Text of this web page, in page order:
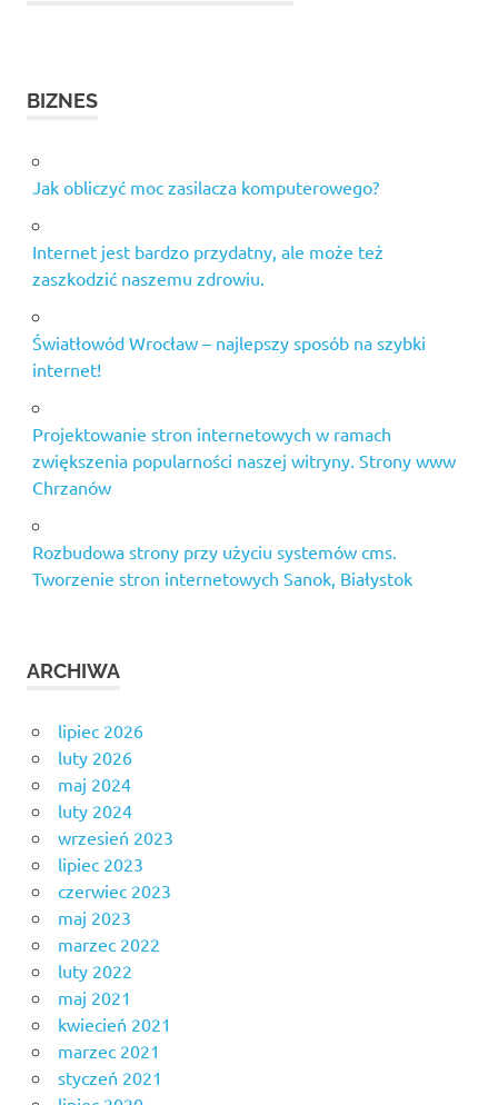
BIZNES
Jak obliczyć moc zasilacza komputerowego?
Internet jest bardzo przydatny, ale może też
zaszkodzić naszemu zdrowiu.
Światłowód Wrocław – najlepszy sposób na szybki
internet!
Projektowanie stron internetowych w ramach
zwiększenia popularności naszej witryny. Strony www
Chrzanów
Rozbudowa strony przy użyciu systemów cms.
Tworzenie stron internetowych Sanok, Białystok
ARCHIWA
lipiec 2026
luty 2026
maj 2024
luty 2024
wrzesień 2023
lipiec 2023
czerwiec 2023
maj 2023
marzec 2022
luty 2022
maj 2021
kwiecień 2021
marzec 2021
styczeń 2021